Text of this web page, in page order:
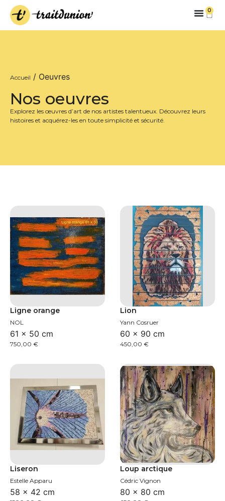
0
Accueil / Oeuvres
Nos oeuvres
Explorez les œuvres d’art de nos artistes talentueux. Découvrez leurs
histoires et acquérez-les en toute simplicité et sécurité.
Ligne orange
NOL
61 × 50 cm
750,00 €
Lion
Yann Cosruer
60 × 90 cm
450,00 €
Liseron
Estelle Apparu
58 × 42 cm
Loup arctique
Cédric Vignon
80 × 80 cm